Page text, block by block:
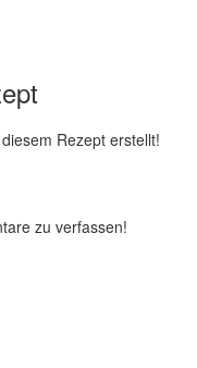
Rezept erstellt!
zu verfassen!